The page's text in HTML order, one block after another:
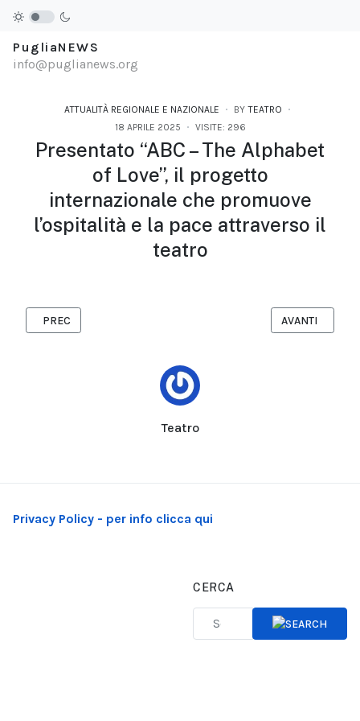
PugliaNEWS
info@puglianews.org
ATTUALITÀ REGIONALE E NAZIONALE BY TEATRO
18 APRILE 2025
VISITE: 296
Presentato “ABC – The Alphabet
of Love”, il progetto
internazionale che promuove
l’ospitalità e la pace attraverso il
teatro
Teatro
ARTICOLO PRECEDENTE: TORNA A SUD DEL MONDO E SUL
PREC ARTICOLO
AVANTI
Privacy Policy - per info clicca qui
CERCA